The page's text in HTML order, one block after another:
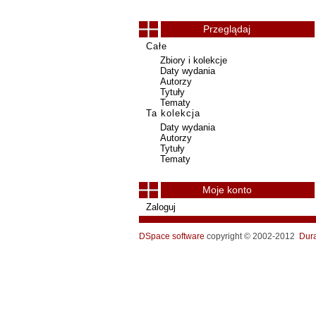
Przeglądaj
Całe
Zbiory i kolekcje
Daty wydania
Autorzy
Tytuły
Tematy
Ta kolekcja
Daty wydania
Autorzy
Tytuły
Tematy
Moje konto
Zaloguj
DSpace software copyright © 2002-2012